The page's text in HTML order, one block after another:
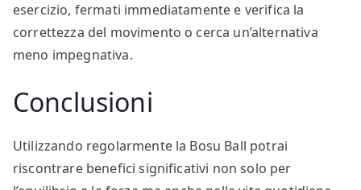
esercizio, fermati immediatamente e verifica la
correttezza del movimento o cerca un’alternativa
meno impegnativa.
Conclusioni
Utilizzando regolarmente la Bosu Ball potrai
riscontrare benefici significativi non solo per